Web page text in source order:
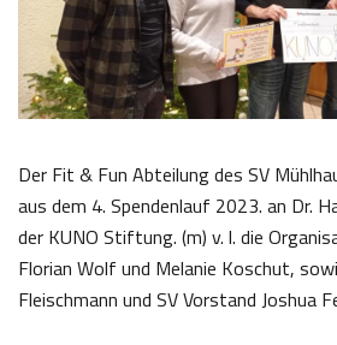
Der Fit & Fun Abteilung des SV
aus dem 4. Spendenlauf 2023. an Dr.
der KUNO Stiftung. (m) v. l. die
Florian Wolf und Melanie Koschut,
Fleischmann und SV Vorstand Joshua